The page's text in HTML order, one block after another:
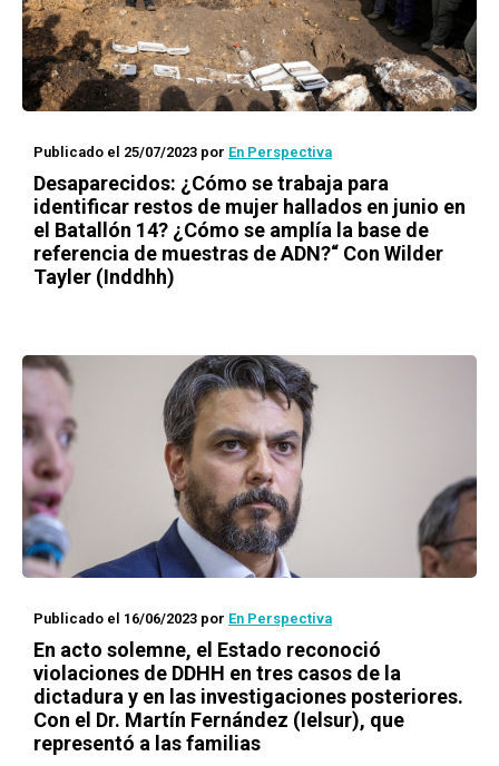
Publicado el 25/07/2023 por En Perspectiva
Desaparecidos: ¿Cómo se trabaja para
identificar restos de mujer hallados en junio en
el Batallón 14? ¿Cómo se amplía la base de
referencia de muestras de ADN?“ Con Wilder
Tayler (Inddhh)
Publicado el 16/06/2023 por En Perspectiva
En acto solemne, el Estado reconoció
violaciones de DDHH en tres casos de la
dictadura y en las investigaciones posteriores.
Con el Dr. Martín Fernández (Ielsur), que
representó a las familias